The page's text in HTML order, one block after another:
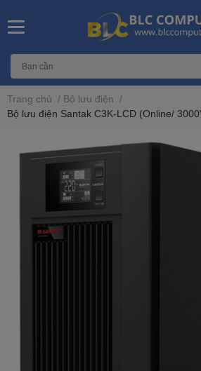
Trang chủ / Bộ lưu điện /
Bộ lưu điện Santak C3K-LCD (Online/